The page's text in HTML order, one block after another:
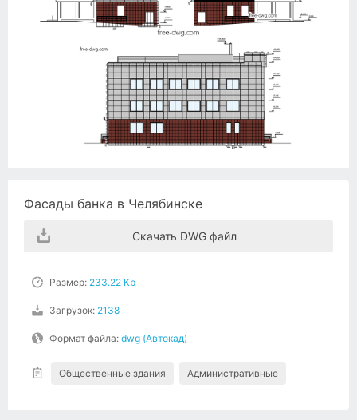
Фасады банка в Челябинске
Скачать DWG файл
Размер: 233.22 Kb
Загрузок: 2138
Формат файла: dwg (Автокад)
Общественные здания Административные